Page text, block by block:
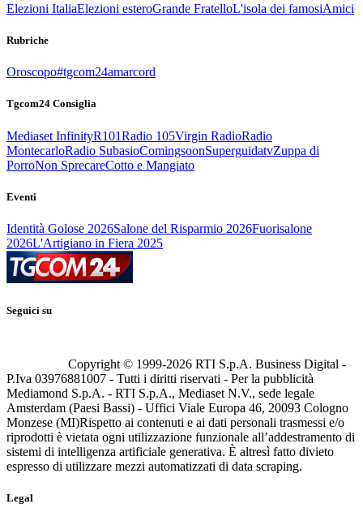
Elezioni ItaliaElezioni esteroGrande FratelloL'isola dei famosiAmici
Rubriche
Oroscopo#tgcom24amarcord
Tgcom24 Consiglia
Mediaset InfinityR101Radio 105Virgin RadioRadio
MontecarloRadio SubasioComingsoonSuperguidatvZuppa di
PorroNon SprecareCotto e Mangiato
Eventi
Identità Golose 2026Salone del Risparmio 2026Fuorisalone
2026L'Artigiano in Fiera 2025
Seguici su
Copyright © 1999-2026 RTI S.p.A. Business Digital -
P.Iva 03976881007 - Tutti i diritti riservati - Per la pubblicità
Mediamond S.p.A. - RTI S.p.A., Mediaset N.V., sede legale
Amsterdam (Paesi Bassi) - Uffici Viale Europa 46, 20093 Cologno
Monzese (MI)Rispetto ai contenuti e ai dati personali trasmessi e/o
riprodotti è vietata ogni utilizzazione funzionale all’addestramento di
sistemi di intelligenza artificiale generativa. È altresì fatto divieto
espresso di utilizzare mezzi automatizzati di data scraping.
Legal